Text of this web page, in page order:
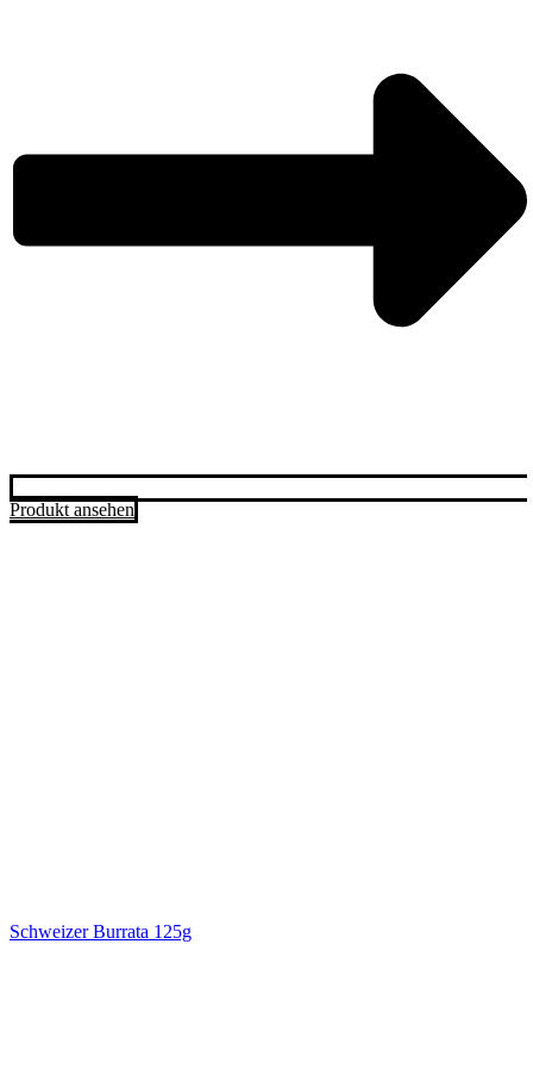
Produkt ansehen
Schweizer Burrata 125g